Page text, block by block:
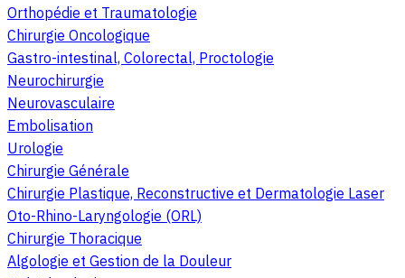
Orthopédie et Traumatologie
Chirurgie Oncologique
Gastro-intestinal, Colorectal, Proctologie
Neurochirurgie
Neurovasculaire
Embolisation
Urologie
Chirurgie Générale
Chirurgie Plastique, Reconstructive et Dermatologie Laser
Oto-Rhino-Laryngologie (ORL)
Chirurgie Thoracique
Algologie et Gestion de la Douleur